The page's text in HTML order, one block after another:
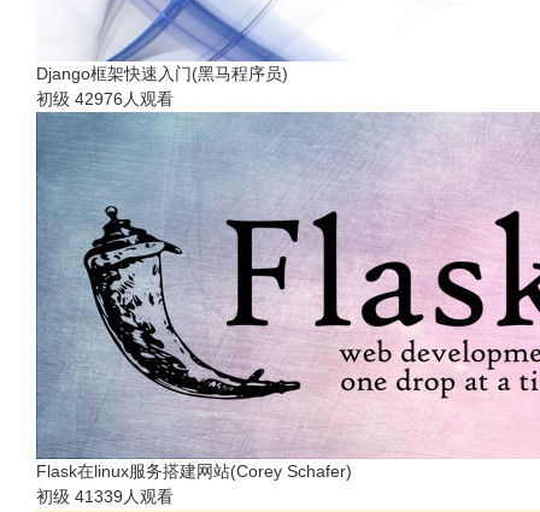
Django框架快速入门(黑马程序员)
初级 42976人观看
Flask在linux服务搭建网站(Corey Schafer)
初级 41339人观看